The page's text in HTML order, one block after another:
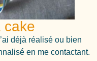
cake
déjà réalisé ou bien
en me contactant.